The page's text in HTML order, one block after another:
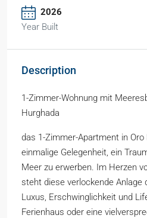
2026
Year Built
Description
1-Zimmer-Wohnung mit
Hurghada
das 1-Zimmer-Apartment in
einmalige Gelegenheit, ein
Meer zu erwerben. Im Herzen
steht diese verlockende Anlage
Luxus, Erschwinglichkeit und
Ferienhaus oder eine